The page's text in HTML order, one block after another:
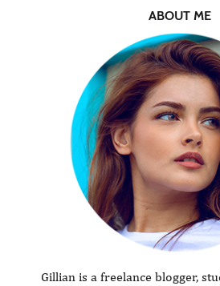
ABOUT ME
Gillian is a freelance blogger,